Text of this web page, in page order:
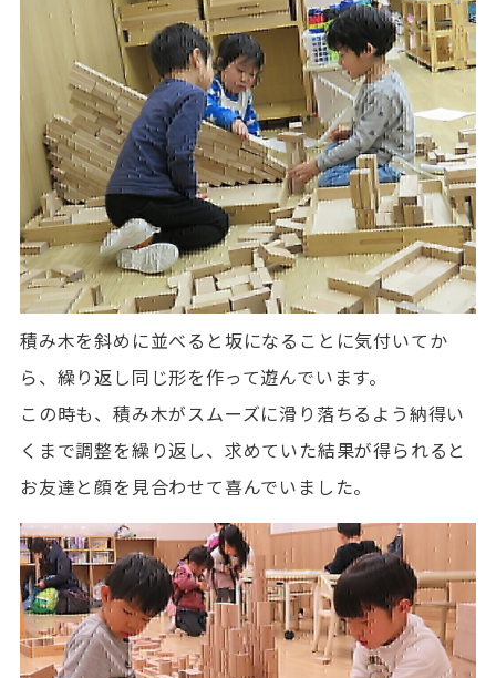
積み木を斜めに並べると坂になることに気付いてか
ら、繰り返し同じ形を作って遊んでいます。
この時も、積み木がスムーズに滑り落ちるよう納得い
くまで調整を繰り返し、求めていた結果が得られると
お友達と顔を見合わせて喜んでいました。